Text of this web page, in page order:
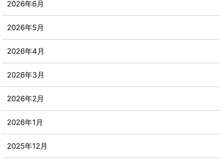
2026年6月
2026年5月
2026年4月
2026年3月
2026年2月
2026年1月
2025年12月